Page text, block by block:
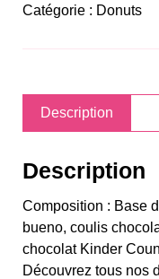
Catégorie : Donuts
Description
Description
Composition : Base
bueno, coulis
chocolat Kinder
Découvrez tous nos